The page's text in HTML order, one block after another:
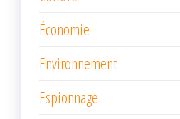
Économie
Environnement
Espionnage